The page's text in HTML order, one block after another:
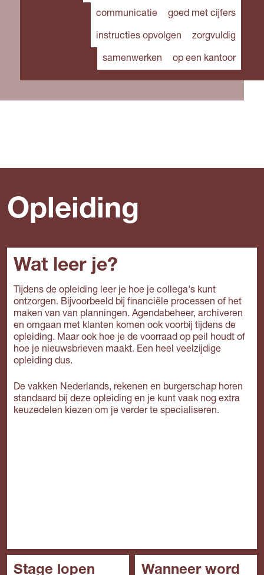
communicatie goed met cijfers
instructies opvolgen zorgvuldig
samenwerken op een kantoor
Opleiding
Wat leer je?
Tijdens de opleiding leer je hoe je collega's kunt
ontzorgen. Bijvoorbeeld bij financiële processen of het
maken van van planningen. Agendabeheer, archiveren
en omgaan met klanten komen ook voorbij tijdens de
opleiding. Maar ook hoe je de voorraad op peil houdt of
hoe je nieuwsbrieven maakt. Een heel veelzijdige
opleiding dus.
De vakken Nederlands, rekenen en burgerschap horen
standaard bij deze opleiding en je kunt vaak nog extra
keuzedelen kiezen om je verder te specialiseren.
Stage lopen
Wanneer word